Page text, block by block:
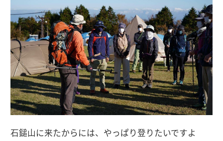
石鎚山に来たからには、やっぱり登りたいですよ